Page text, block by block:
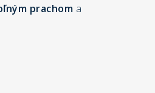
prachom a